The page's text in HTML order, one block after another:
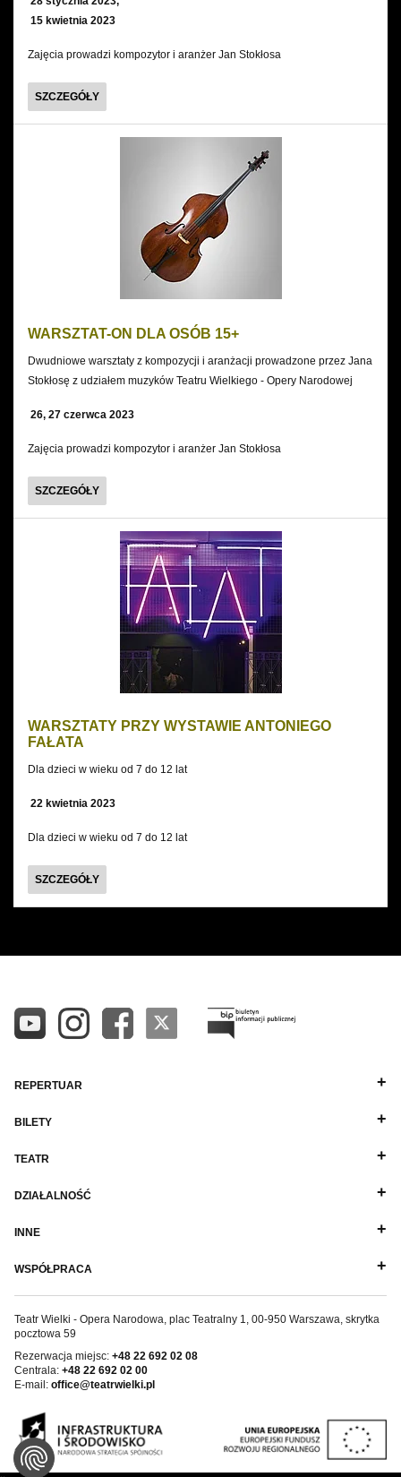
15 kwietnia 2023
Zajęcia prowadzi kompozytor i aranżer Jan Stokłosa
SZCZEGÓŁYWARSZTAT-
ON
WARSZTAT-ON DLA OSÓB 15+
Dwudniowe warsztaty z kompozycji i aranżacji prowadzone przez Jana
Stokłosę z udziałem muzyków Teatru Wielkiego - Opery Narodowej
26, 27 czerwca 2023
Zajęcia prowadzi kompozytor i aranżer Jan Stokłosa
SZCZEGÓŁYWARSZTAT-
ON
DLA
OSÓB
WARSZTATY PRZY WYSTAWIE ANTONIEGO
FAŁATA
Dla dzieci w wieku od 7 do 12 lat
22 kwietnia 2023
Dla dzieci w wieku od 7 do 12 lat
SZCZEGÓŁYWARSZTATY
PRZY
ANTONIEGO
KONCERT
KOPRODUKCJE
W TRASIE
REPERTUAR
BILETY
TEATR
DZIAŁALNOŚĆ
INNE
WSPÓŁPRACA
Teatr Wielki - Opera Narodowa, plac Teatralny 1, 00-950 Warszawa, skrytka
pocztowa 59
Rezerwacja miejsc: +48 22 692 02 08
Centrala: +48 22 692 02 00
E-mail: office@teatrwielki.pl